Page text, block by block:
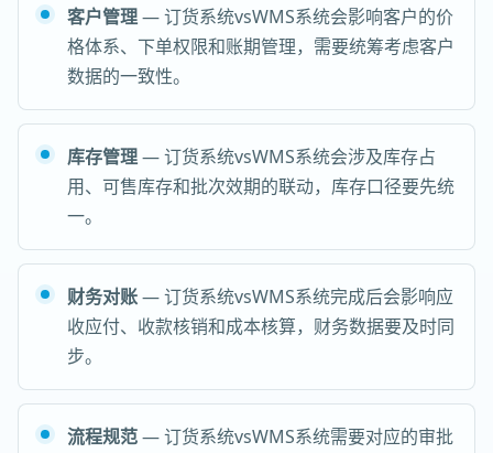
客户管理— 订货系统vsWMS系统会影响客户的价
格体系、下单权限和账期管理，需要统筹考虑客户
数据的一致性。
库存管理— 订货系统vsWMS系统会涉及库存占
用、可售库存和批次效期的联动，库存口径要先统
一。
财务对账— 订货系统vsWMS系统完成后会影响应
收应付、收款核销和成本核算，财务数据要及时同
步。
流程规范— 订货系统vsWMS系统需要对应的审批